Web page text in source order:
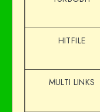
HITFILE
MULTI LINKS